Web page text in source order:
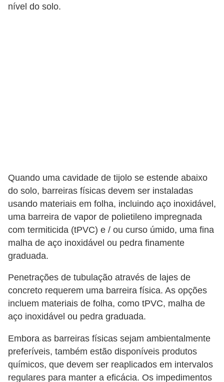
nível do solo.
Quando uma cavidade de tijolo se estende abaixo
do solo, barreiras físicas devem ser instaladas
usando materiais em folha, incluindo aço inoxidável,
uma barreira de vapor de polietileno impregnada
com termiticida (tPVC) e / ou curso úmido, uma fina
malha de aço inoxidável ou pedra finamente
graduada.
Penetrações de tubulação através de lajes de
concreto requerem uma barreira física. As opções
incluem materiais de folha, como tPVC, malha de
aço inoxidável ou pedra graduada.
Embora as barreiras físicas sejam ambientalmente
preferíveis, também estão disponíveis produtos
químicos, que devem ser reaplicados em intervalos
regulares para manter a eficácia. Os impedimentos